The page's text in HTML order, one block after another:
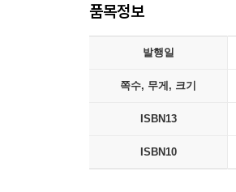
품목정보
발행일
쪽수, 무게, 크기
ISBN13
ISBN10